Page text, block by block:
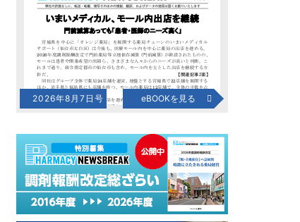
2026年8月7日号 eBOOKを見る